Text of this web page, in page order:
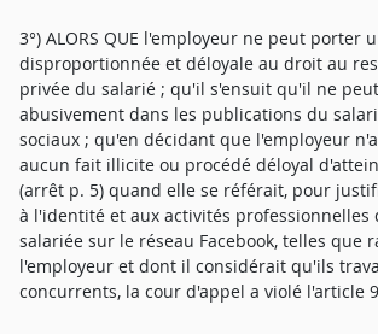
3°) ALORS QUE l'employeur ne peut porter
disproportionnée et déloyale au droit au
privée du salarié ; qu'il s'ensuit qu'il ne
abusivement dans les publications du
sociaux ; qu'en décidant que l'employeur
aucun fait illicite ou procédé déloyal
(arrêt p. 5) quand elle se référait, pour
à l'identité et aux activités professionnelles
salariée sur le réseau Facebook, telles que
l'employeur et dont il considérait qu'ils
concurrents, la cour d'appel a violé l'article